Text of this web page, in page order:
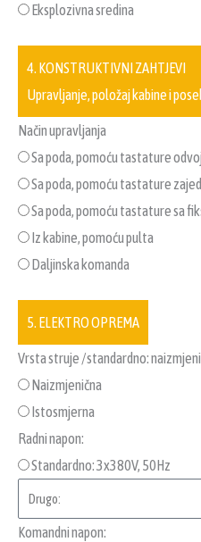
Eksplozivna sredina
4. KONSTRUKTIVNI ZAHTJEVI
Upravljanje, položaj kabine i
Način upravljanja
Sa poda, pomoću tastature
Sa poda, pomoću tastature
Sa poda, pomoću tastature sa
Iz kabine, pomoću pulta
Daljinska komanda
5. ELEKTRO OPREMA
Vrsta struje /standardno:
Naizmjenična
Istosmjerna
Radni napon:
Standardno: 3x380V, 50Hz
Komandni napon: